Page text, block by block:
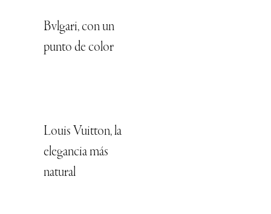
Bvlgari, con un
punto de color
Louis Vuitton, la
elegancia más
natural